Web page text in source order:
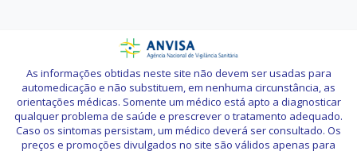
As informações obtidas neste site não devem ser usadas para
automedicação e não substituem, em nenhuma circunstância, as
orientações médicas. Somente um médico está apto a diagnosticar
qualquer problema de saúde e prescrever o tratamento adequado.
Caso os sintomas persistam, um médico deverá ser consultado. Os
preços e promoções divulgados no site são válidos apenas para